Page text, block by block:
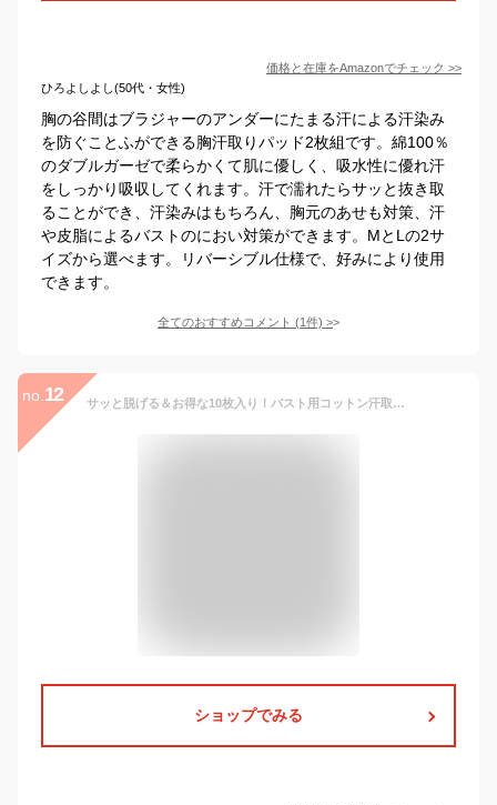
価格と在庫をAmazonでチェック >>
ひろよしよし(50代・女性)
胸の谷間はブラジャーのアンダーにたまる汗による汗染み
を防ぐことふができる胸汗取りパッド2枚組です。綿100％
のダブルガーゼで柔らかくて肌に優しく、吸水性に優れ汗
をしっかり吸収してくれます。汗で濡れたらサッと抜き取
ることができ、汗染みはもちろん、胸元のあせも対策、汗
や皮脂によるバストのにおい対策ができます。MとLの2サ
イズから選べます。リバーシブル仕様で、好みにより使用
できます。
全てのおすすめコメント (1件) >
no. 12 サッと脱げる＆お得な10枚入り！バスト用コットン汗取りパッド レディース 汗取りパッド 汗取りパット 汗取りインナー 抜き取り 脱げる ブラジャー 下着 インナー 胸 谷間 汗対策 汗染み対策 大汗 綿 夏 メール便
ショップでみる